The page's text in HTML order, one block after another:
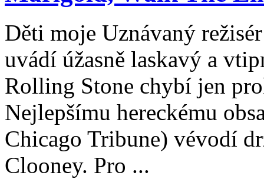
Děti moje Uznávaný
uvádí úžasně laskavý a
Rolling Stone chybí jen
Nejlepšímu hereckému
Chicago Tribune) vévodí
Clooney. Pro ...